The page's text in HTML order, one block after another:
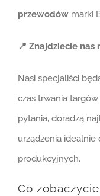
przewodówmarki
📍 Znajdziecie nas
Nasi specjaliści
czas trwania
pytania, doradzą
urządzenia
produkcyjnych.
Co